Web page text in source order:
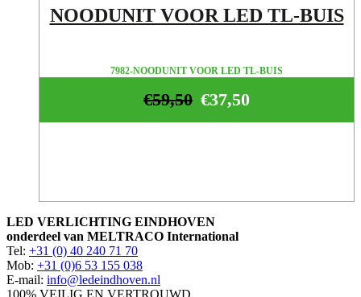
NOODUNIT VOOR LED TL-BUIS
7982-NOODUNIT VOOR LED TL-BUIS
€37,50
€59,50
LED VERLICHTING EINDHOVEN
onderdeel van MELTRACO International
Tel: +31 (0) 40 240 71 70
Mob: +31 (0)6 53 155 038
E-mail: info@ledeindhoven.nl